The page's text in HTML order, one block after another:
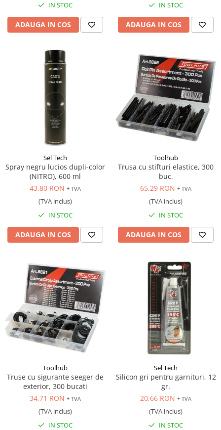
IN STOC
ADAUGA IN COS
IN STOC
ADAUGA IN COS
Sel Tech
Spray negru lucios dupli-color
(NITRO), 600 ml
43,80 RON + TVA
(TVA inclus)
IN STOC
ADAUGA IN COS
Toolhub
Trusa cu stifturi elastice, 300
buc.
65,29 RON + TVA
(TVA inclus)
IN STOC
ADAUGA IN COS
Toolhub
Truse cu sigurante seeger de
exterior, 300 bucati
34,71 RON + TVA
(TVA inclus)
IN STOC
Sel Tech
Silicon gri pentru garnituri, 12
gr.
20,66 RON + TVA
(TVA inclus)
IN STOC